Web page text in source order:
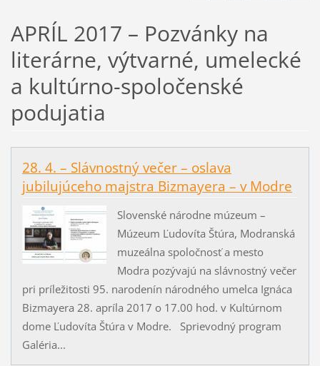
APRÍL 2017 – Pozvánky na
literárne, výtvarné, umelecké
a kultúrno-spoločenské
podujatia
28. 4. – Slávnostný večer – oslava
jubilujúceho majstra Bizmayera – v Modre
Slovenské národne múzeum –
Múzeum Ľudovíta Štúra, Modranská
muzeálna spoločnosť a mesto
Modra pozývajú na slávnostný večer
pri príležitosti 95. narodenín národného umelca Ignáca
Bizmayera 28. apríla 2017 o 17.00 hod. v Kultúrnom
dome Ľudovíta Štúra v Modre. Sprievodný program
Galéria...